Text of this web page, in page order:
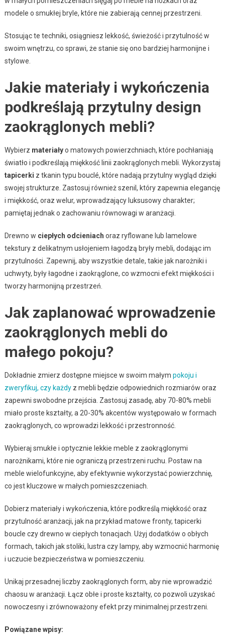
modele o smukłej bryle, które nie zabierają cennej przestrzeni.
Stosując te techniki, osiągniesz lekkość, świeżość i przytulność w
swoim wnętrzu, co sprawi, że stanie się ono bardziej harmonijne i
stylowe.
Jakie materiały i wykończenia
podkreślają przytulny design
zaokrąglonych mebli?
Wybierz materiałyo matowych powierzchniach, które pochłaniają
światło i podkreślają miękkość linii zaokrąglonych mebli. Wykorzystaj
tapicerki z tkanin typu bouclé, które nadają przytulny wygląd dzięki
swojej strukturze. Zastosuj również szenil, który zapewnia elegancję
i miękkość, oraz welur, wprowadzający luksusowy charakter;
pamiętaj jednak o zachowaniu równowagi w aranżacji.
Drewno w ciepłych odcieniach oraz ryflowane lub lamelowe
tekstury z delikatnym usłojeniem łagodzą bryły mebli, dodając im
przytulności. Zapewnij, aby wszystkie detale, takie jak narożniki i
uchwyty, były łagodne i zaokrąglone, co wzmocni efekt miękkości i
tworzy harmonijną przestrzeń.
Jak zaplanować wprowadzenie
zaokrąglonych mebli do
małego pokoju?
Dokładnie zmierz dostępne miejsce w swoim małym pokoju i
zweryfikuj, czy każdyz mebli będzie odpowiednich rozmiarów oraz
zapewni swobodne przejścia. Zastosuj zasadę, aby 70-80% mebli
miało proste kształty, a 20-30% akcentów występowało w formach
zaokrąglonych, co wprowadzi lekkość i przestronność.
Wybieraj smukłe i optycznie lekkie meble z zaokrąglonymi
narożnikami, które nie ograniczą przestrzeni ruchu. Postaw na
meble wielofunkcyjne, aby efektywnie wykorzystać powierzchnię,
co jest kluczowe w małych pomieszczeniach.
Dobierz materiały i wykończenia, które podkreślą miękkość oraz
przytulność aranżacji, jak na przykład matowe fronty, tapicerki
boucle czy drewno w ciepłych tonacjach. Użyj dodatków o obłych
formach, takich jak stoliki, lustra czy lampy, aby wzmocnić harmonię
i uczucie bezpieczeństwa w pomieszczeniu.
Unikaj przesadnej liczby zaokrąglonych form, aby nie wprowadzić
chaosu w aranżacji. Łącz obłe i proste kształty, co pozwoli uzyskać
nowoczesny i zrównoważony efekt przy minimalnej przestrzeni.
Powiązane wpisy: